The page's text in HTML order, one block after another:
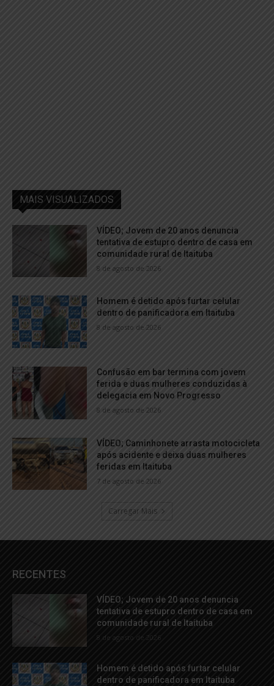
MAIS VISUALIZADOS
VÍDEO; Jovem de 20 anos denuncia
tentativa de estupro dentro de casa em
comunidade rural de Itaituba
8 de agosto de 2026
Homem é detido após furtar celular
dentro de panificadora em Itaituba
8 de agosto de 2026
Confusão em bar termina com jovem
ferida e duas mulheres conduzidas à
delegacia em Novo Progresso
8 de agosto de 2026
VÍDEO; Caminhonete arrasta motocicleta
após acidente e deixa duas mulheres
feridas em Itaituba
7 de agosto de 2026
Carregar Mais
RECENTES
VÍDEO; Jovem de 20 anos denuncia
tentativa de estupro dentro de casa em
comunidade rural de Itaituba
8 de agosto de 2026
Homem é detido após furtar celular
dentro de panificadora em Itaituba